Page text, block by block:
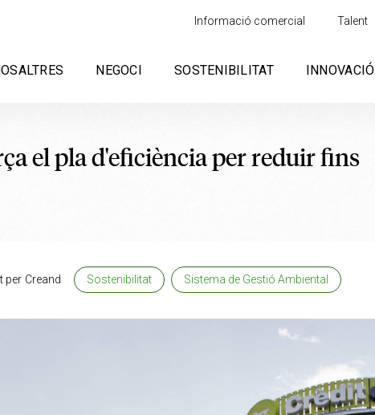
Informació comercial Talent
NEGOCI SOSTENIBILITAT INNOVACIÓ
el pla d'eficiència per reduir fins
per Creand Sostenibilitat Sistema de Gestió Ambiental